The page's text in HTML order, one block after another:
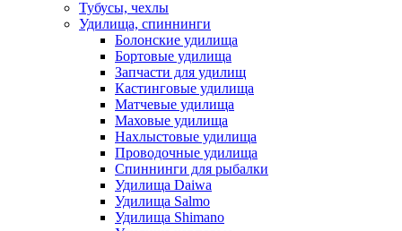
Тубусы, чехлы
Удилища, спиннинги
Болонские удилища
Бортовые удилища
Запчасти для удилищ
Кастинговые удилища
Матчевые удилища
Маховые удилища
Нахлыстовые удилища
Проводочные удилища
Спиннинги для рыбалки
Удилища Daiwa
Удилища Salmo
Удилища Shimano